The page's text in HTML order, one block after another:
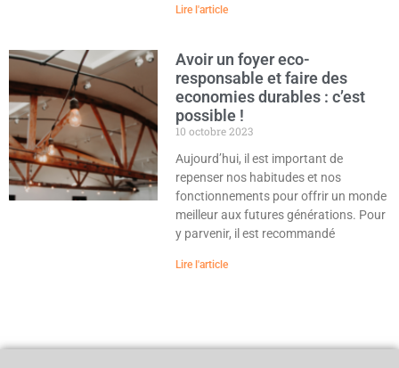
Lire l'article
Avoir un foyer eco-
responsable et faire des
economies durables : c’est
possible !
10 octobre 2023
Aujourd’hui, il est important de
repenser nos habitudes et nos
fonctionnements pour offrir un monde
meilleur aux futures générations. Pour
y parvenir, il est recommandé
Lire l'article